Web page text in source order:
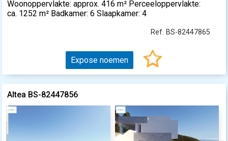
Woonoppervlakte: approx. 416 m² Perceeloppervlakte:
ca. 1252 m² Badkamer: 6 Slaapkamer: 4
Ref. BS-82447865
Expose noemen
Altea BS-82447856